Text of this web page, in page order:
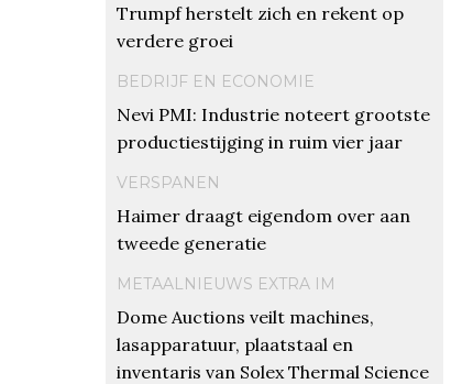
Trumpf herstelt zich en rekent op
verdere groei
BEDRIJF EN ECONOMIE
Nevi PMI: Industrie noteert grootste
productiestijging in ruim vier jaar
VERSPANEN
Haimer draagt eigendom over aan
tweede generatie
METAALNIEUWS EXTRA IM
Dome Auctions veilt machines,
lasapparatuur, plaatstaal en
inventaris van Solex Thermal Science